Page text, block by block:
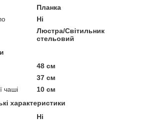
Планка
Ні
Люстра/Світильник
стельовий
48 см
37 см
чаші
10 см
характеристики
Ні